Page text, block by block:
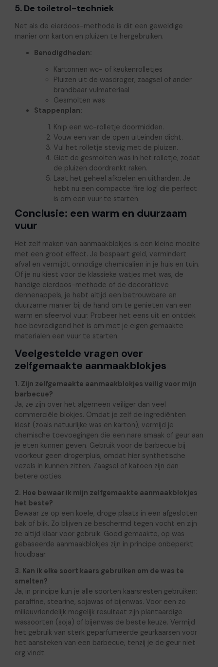
5. De toiletrol-techniek
Net als de eierdoos-methode is dit een geweldige
manier om karton en pluizen te hergebruiken.
Benodigdheden:
Kartonnen wc- of keukenrolletjes
Pluizen uit de wasdroger, zaagsel of ander
brandbaar vulmateriaal
Gesmolten was
Stappenplan:
Knip een wc-rolletje doormidden.
Vouw een van de open uiteinden dicht.
Vul het rolletje stevig met de pluizen.
Giet de gesmolten was in het rolletje, zodat
de pluizen doordrenkt raken.
Laat het geheel afkoelen en uitharden. Je
hebt nu een compacte ‘fire log’ die perfect
is om een vuur te starten.
Conclusie: een warm en duurzaam
vuur
Het zelf maken van aanmaakblokjes is een kleine moeite
met een groot effect. Je bespaart geld, vermindert
afval en vermijdt onnodige chemicaliën in je huis en tuin.
Of je nu kiest voor de klassieke watjes met was, de
handige eierdoos-methode of de decoratieve
dennenappels, je hebt altijd een betrouwbare en
duurzame manier bij de hand om te genieten van een
warm en sfeervol vuur. Probeer het eens uit en ontdek
hoe bevredigend het is om met je eigen gemaakte
materialen een vuur te starten.
Veelgestelde vragen over
zelfgemaakte aanmaakblokjes
1. Zijn zelfgemaakte aanmaakblokjes veilig voor mijn
barbecue?
Ja, ze zijn over het algemeen veiliger dan veel
commerciële blokjes. Omdat je zelf de ingrediënten
kiest (zoals natuurlijke was en karton), vermijd je
chemische toevoegingen die een nare smaak of geur aan
je eten kunnen geven. Gebruik voor de barbecue bij
voorkeur geen drogerpluis, omdat hier synthetische
vezels in kunnen zitten. Zaagsel of katoen zijn dan
betere opties.
2. Hoe bewaar ik mijn zelfgemaakte aanmaakblokjes
het beste?
Bewaar ze op een koele, droge plaats in een afgesloten
bak of blik. Zo blijven ze beschermd tegen vocht en zijn
ze altijd klaar voor gebruik. Goed gemaakte, op was
gebaseerde aanmaakblokjes zijn in principe onbeperkt
houdbaar.
3. Kan ik elke soort kaars gebruiken om de was te
smelten?
Ja, in principe kun je alle soorten kaarsresten gebruiken:
paraffine, stearine, sojawas of bijenwas. Voor een zo
milieuvriendelijk mogelijk resultaat zijn plantaardige
wassoorten (soja) of bijenwas de beste keuze. Vermijd
het gebruik van sterk geparfumeerde geurkaarsen voor
het aansteken van een barbecue, tenzij je de geur niet
erg vindt.